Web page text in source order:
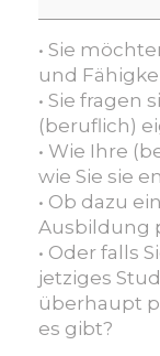
und
Talenten
auf
der
Spur
–
Potentiale
und
entdecken
(TH
OWL)
• Sie
und
• Sie fragen
(beruflich)
• Wie Ihre
wie Sie sie
• Ob dazu
Ausbildung
• Oder falls
jetziges
überhaupt
es gibt?